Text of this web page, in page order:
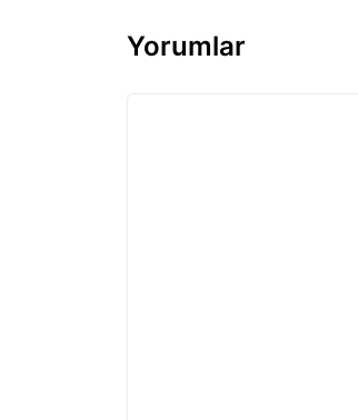
Yorumlar